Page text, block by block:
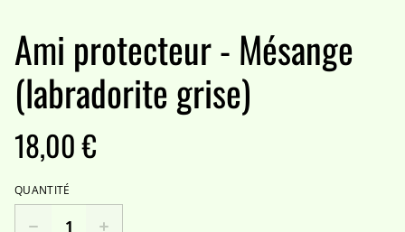
Ami protecteur - Mésange
(labradorite grise)
18,00 €
QUANTITÉ